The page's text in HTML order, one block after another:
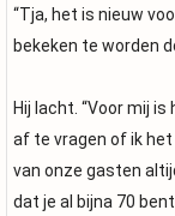
“Tja, het is nieuw
bekeken te worden
Hij lacht. “Voor mij
af te vragen of ik het
van onze gasten
dat je al bijna 70